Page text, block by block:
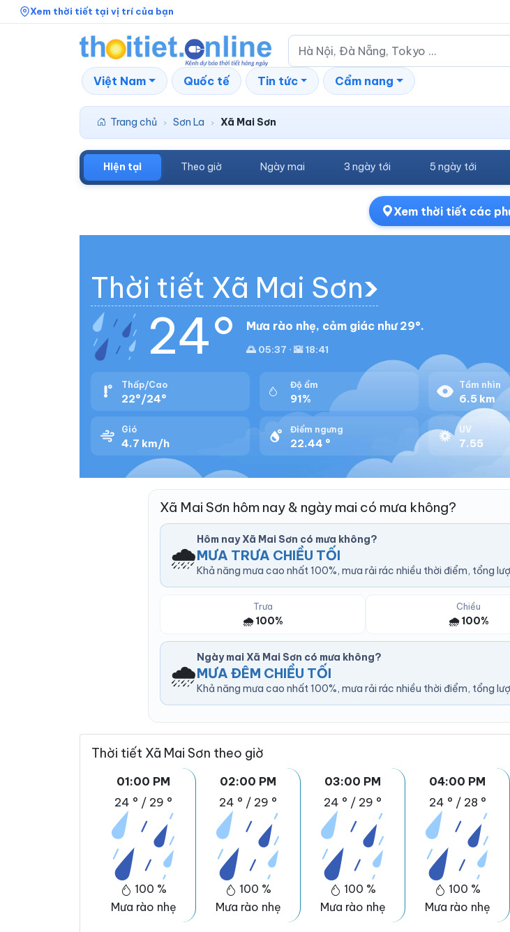
Xem thời tiết tại vị trí của bạn
Việt Nam Quốc tế Tin tức Cẩm nang
Trang chủ › Sơn La › Xã Mai Sơn
Hiện tại Theo giờ Ngày mai 3 ngày tới 5 ngày tới
Xem thời tiết các
Thời tiết Xã Mai Sơn
24° Mưa rào nhẹ, cảm giác như 29°.
🌅 05:37 · 🌇 18:41
Thấp/Cao
22°/24°
Độ ẩm
91%
Tầm nhìn
6.5 km
Gió
4.7 km/h
Điểm ngưng
22.44 °
UV
7.55
Xã Mai Sơn hôm nay & ngày mai có mưa không?
🌧️
Hôm nay Xã Mai Sơn có mưa không?
MƯA TRƯA CHIỀU TỐI
Khả năng mưa cao nhất 100%, mưa rải rác nhiều thời điểm, tổng
Trưa
🌧️ 100%
Chiều
🌧️ 100%
🌧️
Ngày mai Xã Mai Sơn có mưa không?
MƯA ĐÊM CHIỀU TỐI
Khả năng mưa cao nhất 100%, mưa rải rác nhiều thời điểm, tổng
Thời tiết Xã Mai Sơn theo giờ
01:00 PM
24 ° / 29 °
100 %
Mưa rào nhẹ
02:00 PM
24 ° / 29 °
100 %
Mưa rào nhẹ
03:00 PM
24 ° / 29 °
100 %
Mưa rào nhẹ
04:00 PM
24 ° / 28 °
100 %
Mưa rào nhẹ